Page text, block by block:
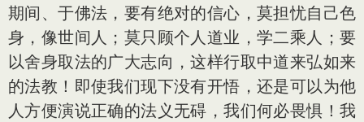
期间、于佛法，要有绝对的信心，莫担忧自己色
身，像世间人；莫只顾个人道业，学二乘人；要
以舍身取法的广大志向，这样行取中道来弘如来
的法教！即使我们现下没有开悟，还是可以为他
人方便演说正确的法义无碍，我们何必畏惧！我